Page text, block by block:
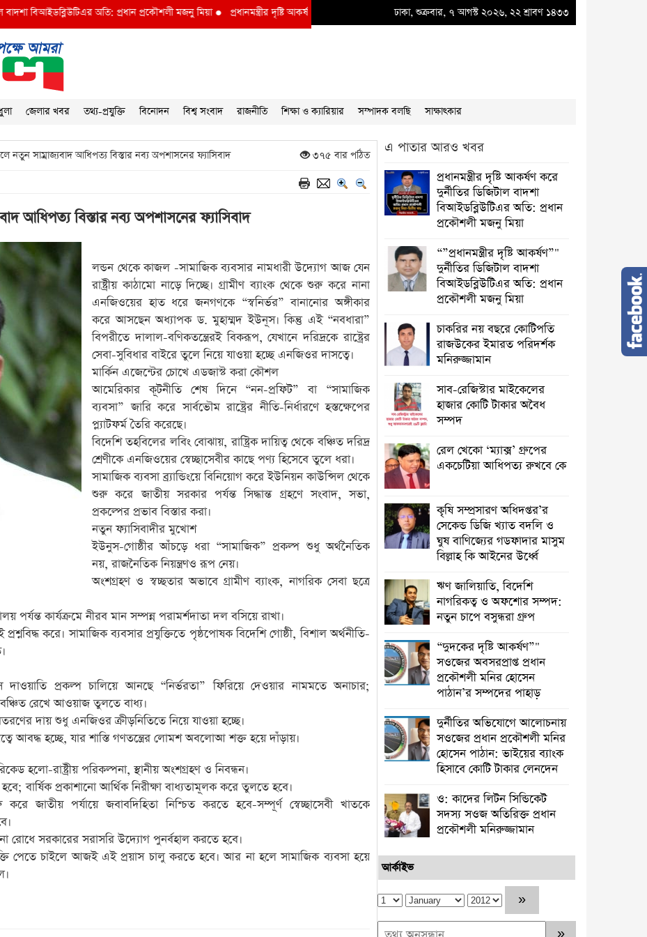
অতি: প্রধান প্রকৌশলী মজনু মিয়া●প্রধানমন্ত্রীর দৃষ্টি আকর্ষণ বি আই ডব্লুভিইউ-তে দুর্নীতির বাদশ অতিরিক্ত প্রধান প্রকৌশলী বাদশা মিয়ার কূকৃতি থামাতে হবে
ঢাকা, শুক্রবার, ৭ আগস্ট ২০২৬, ২২ শ্রাবণ ১৪৩৩
জেলার খবর তথ্য-প্রযুক্তি বিনোদন বিশ্ব সংবাদ রাজনীতি শিক্ষা ও ক্যারিয়ার সম্পাদক বলছি সাক্ষাৎকার
নতুন সাম্রাজ্যবাদ আধিপত্য বিস্তার নব্য অপশাসনের ফ্যাসিবাদ ৩৭৫ বার পঠিত
আধিপত্য বিস্তার নব্য অপশাসনের ফ্যাসিবাদ
লন্ডন থেকে কাজল -সামাজিক ব্যবসার নামধারী উদ্যোগ আজ যেন
রাষ্ট্রীয় কাঠামো নাড়ে দিচ্ছে। গ্রামীণ ব্যাংক থেকে শুরু করে নানা
এনজিওয়ের হাত ধরে জনগণকে “স্বনির্ভর” বানানোর অঙ্গীকার
করে আসছেন অধ্যাপক ড. মুহাম্মদ ইউনূস। কিন্তু এই “নবধারা”
বিপরীতে দালাল-বণিকতন্ত্রেরই বিকরূপ, যেখানে দরিদ্রকে রাষ্ট্রের
সেবা-সুবিধার বাইরে তুলে নিয়ে যাওয়া হচ্ছে এনজিওর দাসত্বে।
মার্কিন এজেন্টের চোখে এডজাস্ট করা কৌশল
আমেরিকার কূটনীতি শেষ দিনে “নন-প্রফিট” বা “সামাজিক
ব্যবসা” জারি করে সার্বভৌম রাষ্ট্রের নীতি-নির্ধারণে হস্তক্ষেপের
প্ল্যাটফর্ম তৈরি করেছে।
বিদেশি তহবিলের লবিং বোঝায়, রাষ্ট্রিক দায়িত্ব থেকে বঞ্চিত দরিদ্র
শ্রেণীকে এনজিওয়ের স্বেচ্ছাসেবীর কাছে পণ্য হিসেবে তুলে ধরা।
সামাজিক ব্যবসা ব্র্যান্ডিংয়ে বিনিয়োগ করে ইউনিয়ন কাউন্সিল থেকে
শুরু করে জাতীয় সরকার পর্যন্ত সিদ্ধান্ত গ্রহণে সংবাদ, সভা,
প্রকল্পের প্রভাব বিস্তার করা।
নতুন ফ্যাসিবাদীর মুখোশ
ইউনুস-গোষ্ঠীর আঁচড়ে ধরা “সামাজিক” প্রকল্প শুধু অর্থনৈতিক
নয়, রাজনৈতিক নিয়ন্ত্রণও রূপ নেয়।
অংশগ্রহণ ও স্বচ্ছতার অভাবে গ্রামীণ ব্যাংক, নাগরিক সেবা ছত্রে
পর্যন্ত কার্যক্রমে নীরব মান সম্পন্ন পরামর্শদাতা দল বসিয়ে রাখা।
করে। সামাজিক ব্যবসার প্রযুক্তিতে পৃষ্ঠপোষক বিদেশি গোষ্ঠী, বিশাল অর্থনীতি-
প্রকল্প চালিয়ে আনছে “নির্ভরতা” ফিরিয়ে দেওয়ার নামমতে অনাচার;
বঞ্চিত রেখে আওয়াজ তুলতে বাধ্য।
দায় শুধু এনজিওর ক্রীড়নিতিতে নিয়ে যাওয়া হচ্ছে।
আবদ্ধ হচ্ছে, যার শাস্তি গণতন্ত্রের লোমশ অবলােআ শক্ত হয়ে দাঁড়ায়।
হলো-রাষ্ট্রীয় পরিকল্পনা, স্থানীয় অংশগ্রহণ ও নিবন্ধন।
বার্ষিক প্রকাশানো আর্থিক নিরীক্ষা বাধ্যতামূলক করে তুলতে হবে।
জাতীয় পর্যায়ে জবাবদিহিতা নিশ্চিত করতে হবে-সম্পূর্ণ স্বেচ্ছাসেবী খাতকে
রোধে সরকারের সরাসরি উদ্যোগ পুনর্বহাল করতে হবে।
পেতে চাইলে আজই এই প্রয়াস চালু করতে হবে। আর না হলে সামাজিক ব্যবসা হয়ে
এ পাতার আরও খবর
প্রধানমন্ত্রীর দৃষ্টি আকর্ষণ করে
দুর্নীতির ডিজিটাল বাদশা
বিআইডব্লিউটিএর অতি: প্রধান
প্রকৌশলী মজনু মিয়া
“”প্রধানমন্ত্রীর দৃষ্টি আকর্ষণ”"
দুর্নীতির ডিজিটাল বাদশা
বিআইডব্লিউটিএর অতি: প্রধান
প্রকৌশলী মজনু মিয়া
চাকরির নয় বছরে কোটিপতি
রাজউকের ইমারত পরিদর্শক
মনিরুজ্জামান
সাব-রেজিস্টার মাইকেলের
হাজার কোটি টাকার অবৈধ
সম্পদ
রেল খেকো ‘ম্যাক্স’ গ্রুপের
একচেটিয়া আধিপত্য রুখবে কে
কৃষি সম্প্রসারণ অধিদপ্তর’র
সেকেন্ড ডিজি খ্যাত বদলি ও
ঘুষ বাণিজ্যের গডফাদার মাসুম
বিল্লাহ কি আইনের উর্ধ্বে
ঋণ জালিয়াতি, বিদেশি
নাগরিকত্ব ও অফশোর সম্পদ:
নতুন চাপে বসুন্ধরা গ্রুপ
“দুদকের দৃষ্টি আকর্ষণ”"
সওজের অবসরপ্রাপ্ত প্রধান
প্রকৌশলী মনির হোসেন
পাঠান’র সম্পদের পাহাড়
দুর্নীতির অভিযোগে আলোচনায়
সওজের প্রধান প্রকৌশলী মনির
হোসেন পাঠান: ভাইয়ের ব্যাংক
হিসাবে কোটি টাকার লেনদেন
ও: কাদের লিটন সিন্ডিকেট
সদস্য সওজ অতিরিক্ত প্রধান
প্রকৌশলী মনিরুজ্জামান
আর্কাইভ